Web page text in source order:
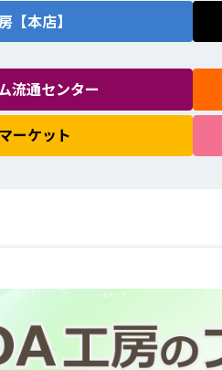
【本店】
流通センター
ーケット